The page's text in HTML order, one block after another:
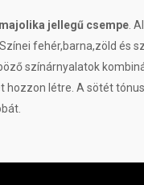
majolika jellegű csempe .
fehér,barna,zöld és
színárnyalatok
létre. A sötét